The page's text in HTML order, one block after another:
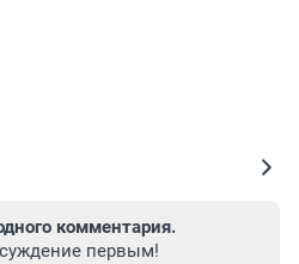
комментария.
первым!